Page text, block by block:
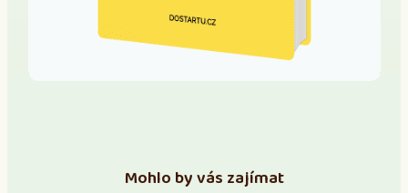
Mohlo by vás zajímat